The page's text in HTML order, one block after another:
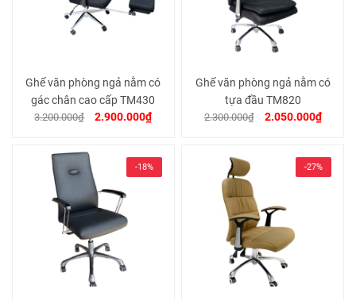
Ghế văn phòng ngả nằm có
gác chân cao cấp TM430
3.200.000₫ 2.900.000₫
Ghế văn phòng ngả nằm có
tựa đầu TM820
2.300.000₫ 2.050.000₫
-18% -27%